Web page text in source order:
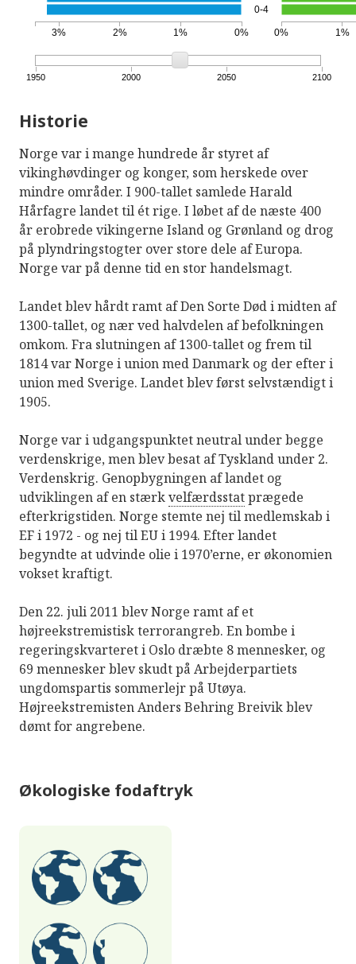
0-4
0%
1%
2%
3% 0% 1%
1950 2000 2050 2100
Historie
Norge var i mange hundrede år styret af
vikinghøvdinger og konger, som herskede over
mindre områder. I 900-tallet samlede Harald
Hårfagre landet til ét rige. I løbet af de næste 400
år erobrede vikingerne Island og Grønland og drog
på plyndringstogter over store dele af Europa.
Norge var på denne tid en stor handelsmagt.
Landet blev hårdt ramt af Den Sorte Død i midten af
1300-tallet, og nær ved halvdelen af befolkningen
omkom. Fra slutningen af 1300-tallet og frem til
1814 var Norge i union med Danmark og der efter i
union med Sverige. Landet blev først selvstændigt i
1905.
Norge var i udgangspunktet neutral under begge
verdenskrige, men blev besat af Tyskland under 2.
Verdenskrig. Genopbygningen af landet og
udviklingen af en stærkvelfærdsstatprægede
efterkrigstiden. Norge stemte nej til medlemskab i
EF i 1972 - og nej til EU i 1994. Efter landet
begyndte at udvinde olie i 1970’erne, er økonomien
vokset kraftigt.
Den 22. juli 2011 blev Norge ramt af et
højreekstremistisk terrorangreb. En bombe i
regeringskvarteret i Oslo dræbte 8 mennesker, og
69 mennesker blev skudt på Arbejderpartiets
ungdomspartis sommerlejr på Utøya.
Højreekstremisten Anders Behring Breivik blev
dømt for angrebene.
Økologiske fodaftryk